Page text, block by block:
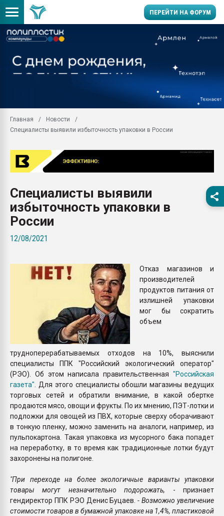
ПЕРЕЙТИ НА ФОРУМ
пластмасс
ситуацией на
поликарбоната и АБС-
26.07.2022 "Сибирский
намного дороже
Главная
Новости
Специалисты выявили избыточность упаковки в России
Специалисты выявили
избыточность упаковки в
России
12/08/2021
Отказ магазинов и
производителей
продуктов питания от
излишней упаковки
мог бы сократить
объем
трудноперерабатываемых отходов на 10%, выяснили
специалисты ППК "Российский экологический оператор"
(РЭО). Об этом написала правительственная "Российская
газета" . Для этого специалисты обошли магазины ведущих
торговых сетей и обратили внимание, в какой обертке
продаются мясо, овощи и фрукты. По их мнению, ПЭТ-лотки и
подложки для овощей из ПВХ, которые сверху оборачивают
в тонкую пленку, можно заменить на аналоги, например, из
пульпокартона. Такая упаковка из мусорного бака попадет
на переработку, в то время как традиционные лотки будут
захоронены на полигоне.
"При переходе на более экологичные варианты упаковки
товары могут незначительно подорожать, - признает
гендиректор ППК РЭО Денис Буцаев. - Возможно увеличение
стоимости товаров в бумажной упаковке на 1,4%, пластиковой